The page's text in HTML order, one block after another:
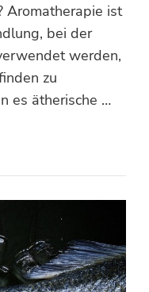
Aromatherapie ist
bei der
werden,
zu
es ätherische …